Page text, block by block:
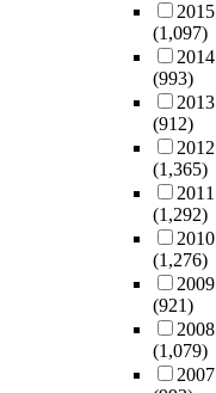
2015
(1,097)
2014
(993)
2013
(912)
2012
(1,365)
2011
(1,292)
2010
(1,276)
2009
(921)
2008
(1,079)
2007